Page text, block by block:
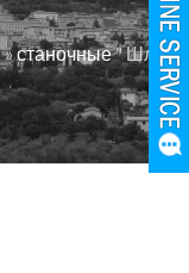
»станочные" Шланг